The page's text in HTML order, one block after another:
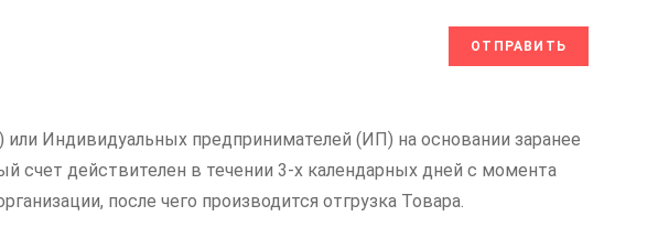
Индивидуальных предпринимателей (ИП) на основании заранее
счет действителен в течении 3-х календарных дней с момента
после чего производится отгрузка Товара.